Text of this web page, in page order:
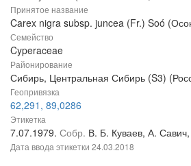
Принятое название
Carex nigra subsp. juncea (Fr.) Soó
Семейство
Cyperaceae
Районирование
Сибирь, Центральная Сибирь (S3)
Геопривязка
62,291, 89,0286
Этикетка
7.07.1979. Собр. В. Б. Куваев, А.
Дата ввода этикетки 24.03.2018